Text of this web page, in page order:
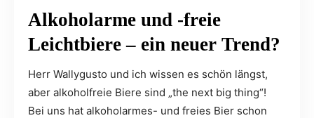
Alkoholarme und -freie
Leichtbiere – ein neuer Trend?
Herr Wallygusto und ich wissen es schön längst,
aber alkoholfreie Biere sind „the next big thing“!
Bei uns hat alkoholarmes- und freies Bier schon